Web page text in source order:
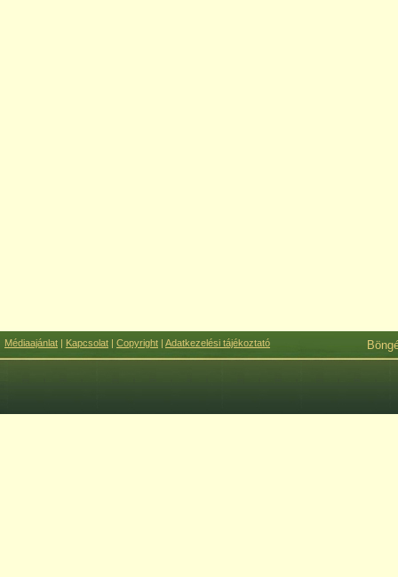
Médiaajánlat | Kapcsolat | Copyright | Adatkezelési tájékoztató